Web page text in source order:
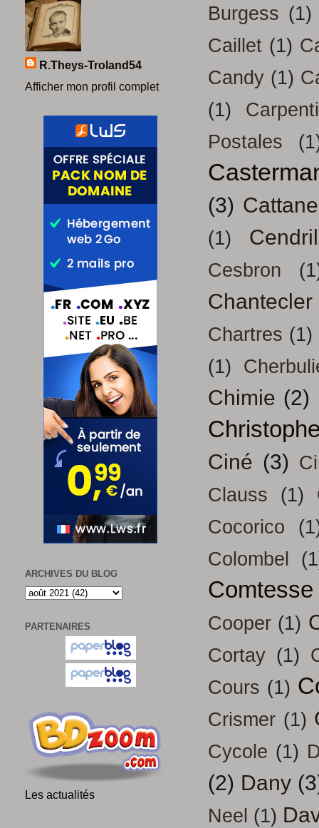
Burgess (1)
Caillet (1)
Candy (1)
(1)
Postales
(3)
(1)
Cesbron
Chantecler
Chartres (1)
(1)
Chimie (2)
Ciné (3)
Clauss
(1)
Cocorico
Colombel
Cooper (1)
Cortay (1)
Cours (1)
Crismer (1)
Cycole (1)
(2) Dany
Neel (1)
R.Theys-Troland54
Afficher mon profil complet
ARCHIVES DU BLOG
PARTENAIRES
Les actualités